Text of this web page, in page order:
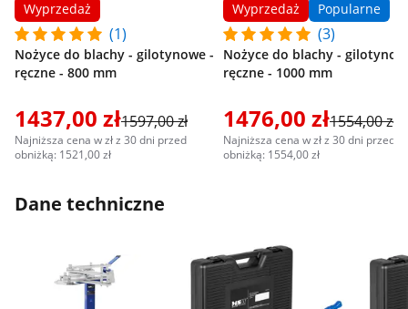
Wyprzedaż
(1)
Nożyce do blachy - gilotynowe -
ręczne - 800 mm
1437,00 zł1597,00 zł
Najniższa cena w zł z 30 dni przed
obniżką: 1521,00 zł
Wyprzedaż Popularne
(3)
Nożyce do blachy -
ręczne - 1000 mm
1476,00 zł1554,00 zł
Najniższa cena w zł z 30 dni przed
obniżką: 1554,00 zł
Dane techniczne